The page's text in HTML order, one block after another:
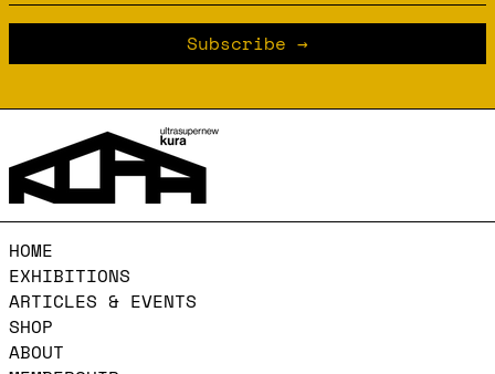
Subscribe
HOME
EXHIBITIONS
ARTICLES & EVENTS
SHOP
ABOUT